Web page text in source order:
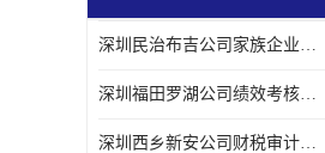
宝安西乡代理记帐
注册公司
深圳民治布吉公司家族企业财务咨询详细设计方案 需要什么条件
深圳福田罗湖公司绩效考核如何应对 需要哪些手续
深圳西乡新安公司财税审计财税尽调如何应对 需要哪些流程